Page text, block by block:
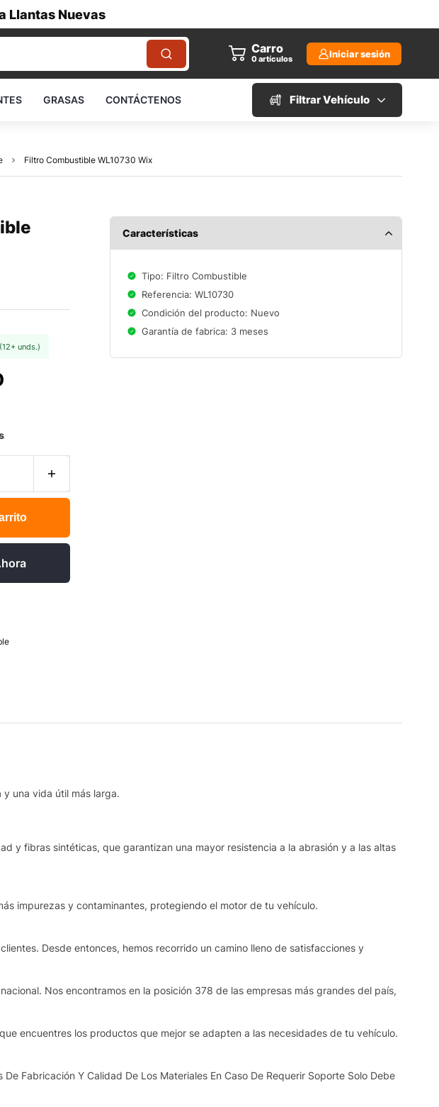
Llantas Nuevas
Carro
0artículos Iniciar sesión
GRASAS CONTÁCTENOS Filtrar Vehículo
Filtro Combustible WL10730 Wix
(12+ unds.)
Características
Tipo: Filtro Combustible
Referencia: WL10730
Condición del producto: Nuevo
Garantía de fabrica: 3 meses
una vida útil más larga.
y fibras sintéticas, que garantizan una mayor resistencia a la abrasión y a las altas
impurezas y contaminantes, protegiendo el motor de tu vehículo.
Desde entonces, hemos recorrido un camino lleno de satisfacciones y
Nos encontramos en la posición 378 de las empresas más grandes del país,
encuentres los productos que mejor se adapten a las necesidades de tu vehículo.
Fabricación Y Calidad De Los Materiales En Caso De Requerir Soporte Solo Debe